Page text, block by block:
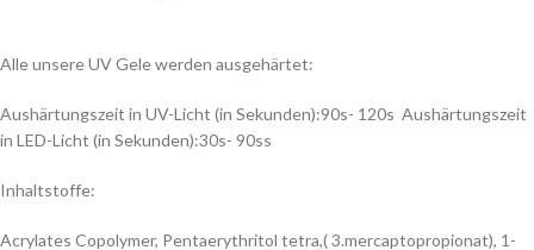
Alle unsere UV Gele werden ausgehärtet:
Aushärtungszeit in UV-Licht (in Sekunden):90s- 120s Aushärtungszeit
in LED-Licht (in Sekunden):30s- 90ss
Inhaltstoffe:
Acrylates Copolymer, Pentaerythritol tetra,( 3.mercaptopropionat), 1-